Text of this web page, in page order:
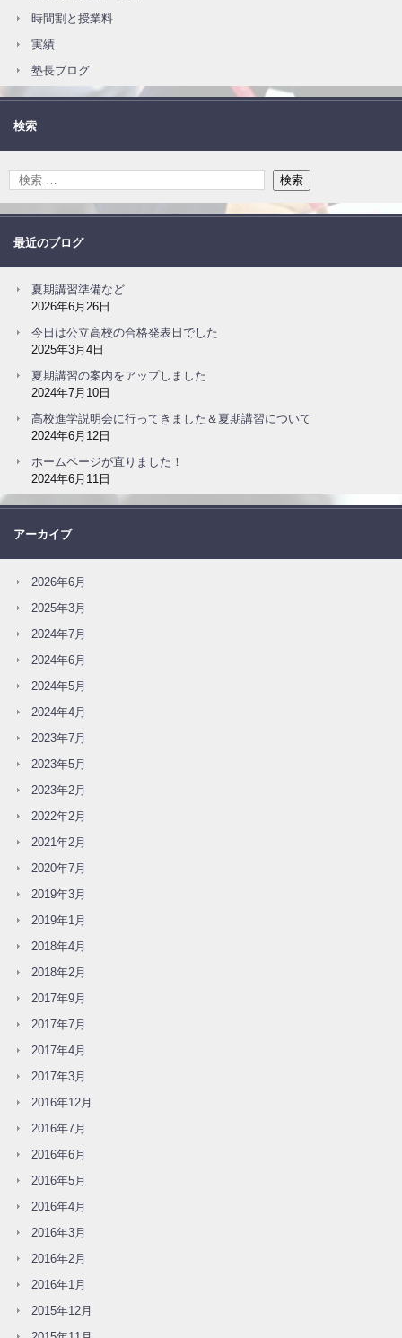
時間割と授業料
実績
塾長ブログ
検索
最近のブログ
夏期講習準備など
2026年6月26日
今日は公立高校の合格発表日でした
2025年3月4日
夏期講習の案内をアップしました
2024年7月10日
高校進学説明会に行ってきました＆夏期講習について
2024年6月12日
ホームページが直りました！
2024年6月11日
アーカイブ
2026年6月
2025年3月
2024年7月
2024年6月
2024年5月
2024年4月
2023年7月
2023年5月
2023年2月
2022年2月
2021年2月
2020年7月
2019年3月
2019年1月
2018年4月
2018年2月
2017年9月
2017年7月
2017年4月
2017年3月
2016年12月
2016年7月
2016年6月
2016年5月
2016年4月
2016年3月
2016年2月
2016年1月
2015年12月